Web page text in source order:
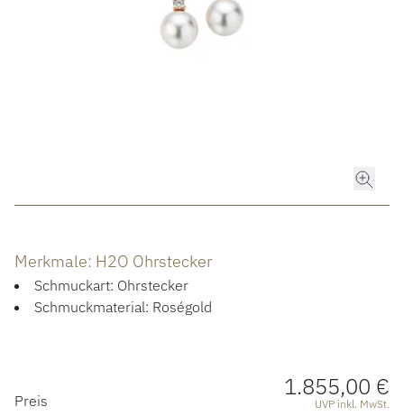
ACCESSOIRES
ÜBER UNS
Merkmale: H2O Ohrstecker
Schmuckart: Ohrstecker
Schmuckmaterial: Roségold
PREISINFORMATIONEN
Preis 1.855,00 €
UVP inkl. MwSt.